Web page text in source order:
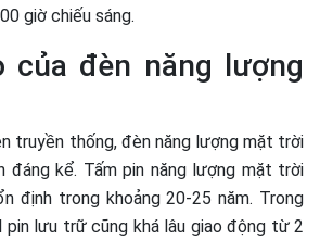
giờ chiếu sáng.
của đèn năng lượng
truyền thống, đèn năng lượng mặt trời
kể. Tấm pin năng lượng mặt trời
định trong khoảng 20-25 năm. Trong
lưu trữ cũng khá lâu giao động từ 2